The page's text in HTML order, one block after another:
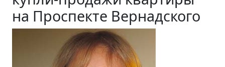
на Проспекте Вернадского